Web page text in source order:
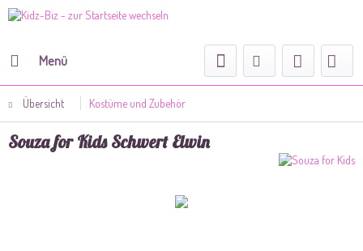
Menü
Übersicht Kostüme und Zubehör
Souza for Kids Schwert Elwin